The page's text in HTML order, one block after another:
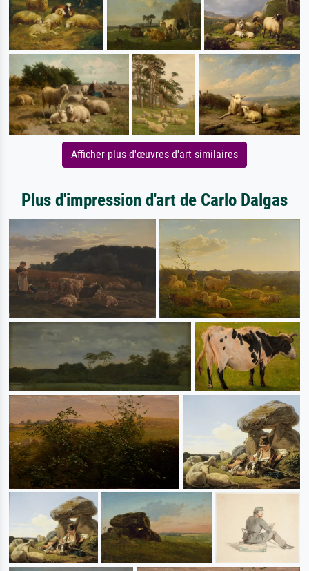
Afficher plus d'œuvres d'art similaires
Plus d'impression d'art de Carlo Dalgas